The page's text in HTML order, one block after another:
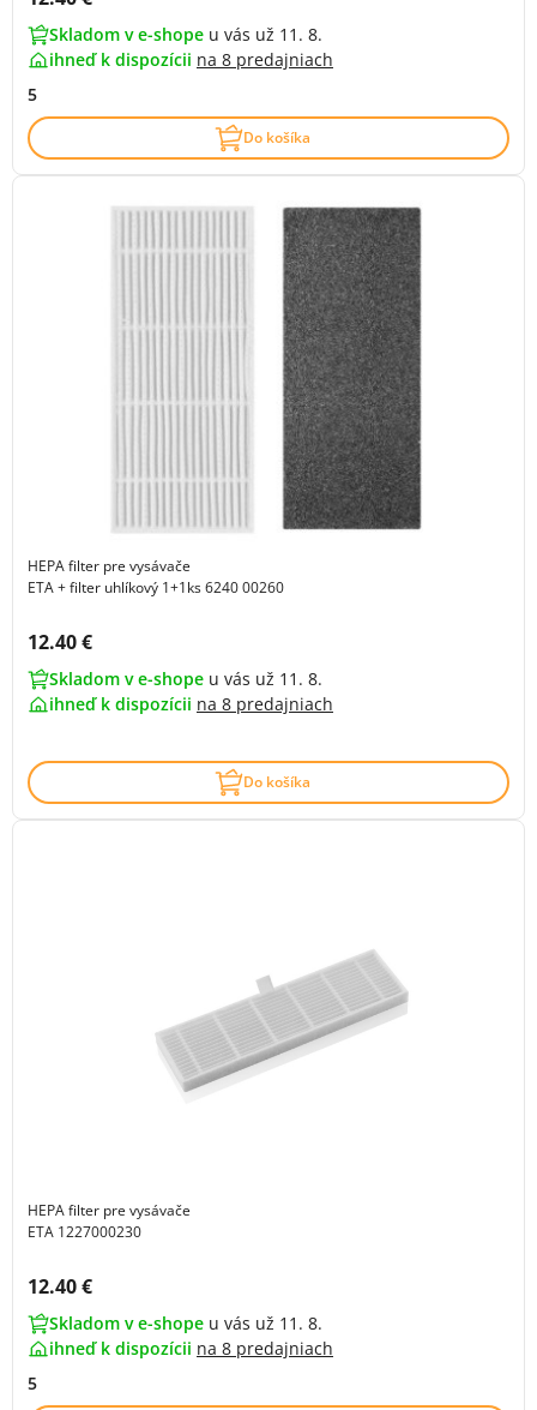
Skladom v e-shope u vás už 11. 8.
ihneď k dispozícii na 8 predajniach
5
Do košíka
HEPA filter pre vysávače
ETA + filter uhlíkový 1+1ks 6240 00260
Cena s DPH:
12.40 €
Skladom v e-shope u vás už 11. 8.
ihneď k dispozícii na 8 predajniach
Do košíka
HEPA filter pre vysávače
ETA 1227000230
Cena s DPH:
12.40 €
Skladom v e-shope u vás už 11. 8.
ihneď k dispozícii na 8 predajniach
5